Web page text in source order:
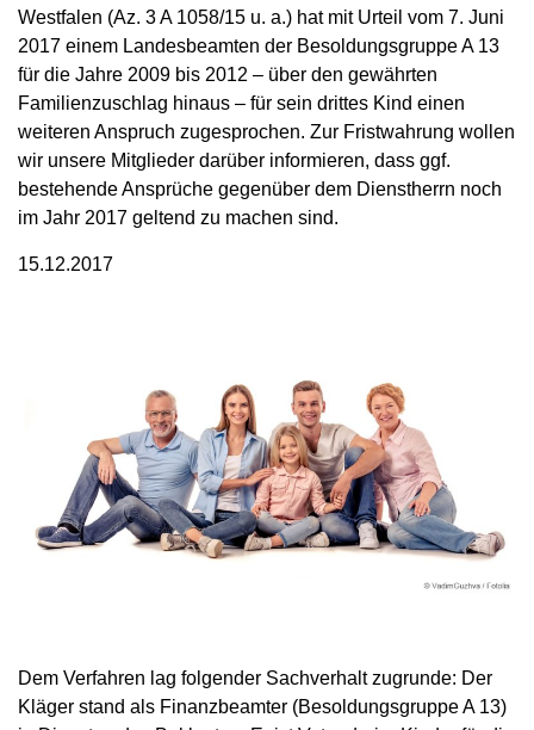
Westfalen (Az. 3 A 1058/15 u. a.) hat mit Urteil vom 7. Juni
2017 einem Landesbeamten der Besoldungsgruppe A 13
für die Jahre 2009 bis 2012 – über den gewährten
Familienzuschlag hinaus – für sein drittes Kind einen
weiteren Anspruch zugesprochen. Zur Fristwahrung wollen
wir unsere Mitglieder darüber informieren, dass ggf.
bestehende Ansprüche gegenüber dem Dienstherrn noch
im Jahr 2017 geltend zu machen sind.
15.12.2017
Dem Verfahren lag folgender Sachverhalt zugrunde: Der
Kläger stand als Finanzbeamter (Besoldungsgruppe A 13)